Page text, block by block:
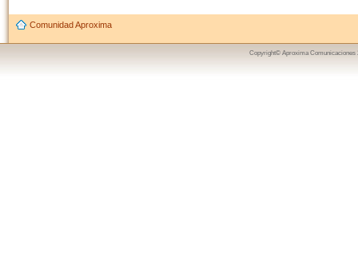
Comunidad Aproxima
Copyright© Aproxima Comunicaciones